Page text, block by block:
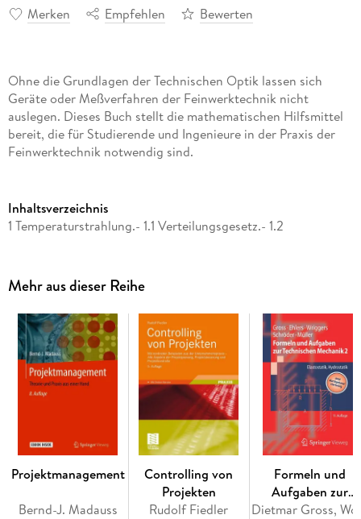
Merken Empfehlen Bewerten
Ohne die Grundlagen der Technischen Optik lassen sich
Geräte oder Meßverfahren der Feinwerktechnik nicht
auslegen. Dieses Buch stellt die mathematischen Hilfsmittel
bereit, die für Studierende und Ingenieure in der Praxis der
Feinwerktechnik notwendig sind.
Inhaltsverzeichnis
1 Temperaturstrahlung.- 1.1 Verteilungsgesetz.- 1.2
Eingeschlossene Hohlraumstrahlung.- 1.7 Emittierende
Hohlraumstrahlung.- 1.8 Plancksches Strahlungsgesetz.- 2
Fotometrie.- 2.1 Das menschliche Auge.- 2.2 Fotometrisches
Strahlungsäquivalent.- 2.3 Sender und Empfänger.- 2.4
Bewertung einer Strahlung.- 3 Refraktion des Lichtes.- 3.1
Fermatsches Prinzip.- 3.2 Huygenssches Prinzip.- 3.3
Vektorielles Brechungs- und Reflexionsgesetz.- 3.4
Strahlengang in einem Prismensystem.- 3.5 Strahlengang in
einem Linsensystem.- 3.6 Abbildung durch paraxiale
Strahlung.- 3.7 Mehrlinsige Systeme.- 3.8 Feldlinsen,
Kondensoren.- 3.9 Blenden, Pupillen, Luken.- 4
Lichtübertragung.- 4.1 Ungerichtete Lichtübertragung.- 4.2
Gerichtete Lichtübertragung.- 5 Anhang.- 5.1
Vektorrechnung.- 5.2 Kugel in schräger Parellelprojektion.-
Mehr aus dieser Reihe
Projektmanagement
Bernd-J. Madauss
Controlling von
Projekten
Rudolf Fiedler
Formeln und
Aufgaben zur
Technischen